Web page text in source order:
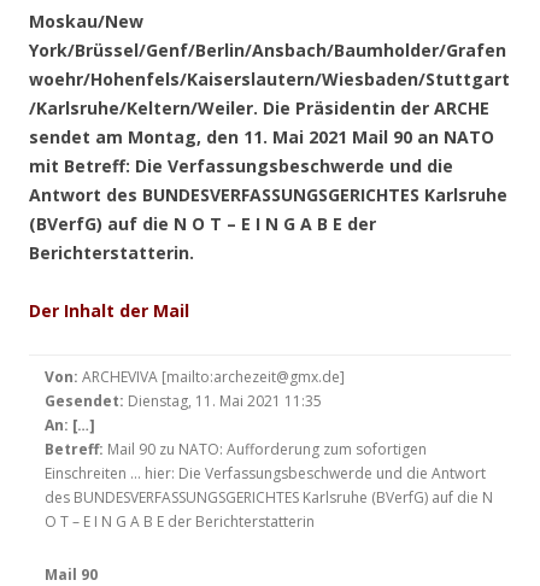
Moskau/New
York/Brüssel/Genf/Berlin/Ansbach/Baumholder/Grafen
woehr/Hohenfels/Kaiserslautern/Wiesbaden/Stuttgart
/Karlsruhe/Keltern/Weiler. Die Präsidentin der ARCHE
sendet am Montag, den 11. Mai 2021 Mail 90 an NATO
mit Betreff: Die Verfassungsbeschwerde und die
Antwort des BUNDESVERFASSUNGSGERICHTES Karlsruhe
(BVerfG) auf die N O T – E I N G A B E der
Berichterstatterin.
Der Inhalt der Mail
Von: ARCHEVIVA [mailto:archezeit@gmx.de]
Gesendet: Dienstag, 11. Mai 2021 11:35
An: […]
Betreff: Mail 90 zu NATO: Aufforderung zum sofortigen
Einschreiten … hier: Die Verfassungsbeschwerde und die Antwort
des BUNDESVERFASSUNGSGERICHTES Karlsruhe (BVerfG) auf die N
O T – E I N G A B E der Berichterstatterin
Mail 90